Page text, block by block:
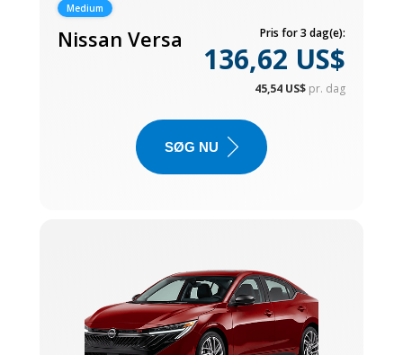
Medium
Nissan Versa Pris for 3 dag(e):
136,62 US$
45,54 US$ pr. dag
SØG NU